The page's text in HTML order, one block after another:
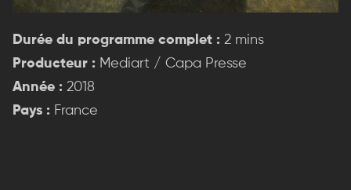
Durée du programme complet : 2 mins
Producteur : Mediart / Capa Presse
Année : 2018
Pays : France